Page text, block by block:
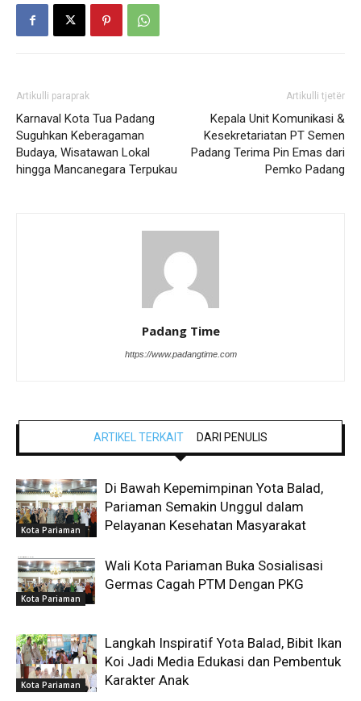
Artikulli paraprak
Karnaval Kota Tua Padang
Suguhkan Keberagaman
Budaya, Wisatawan Lokal
hingga Mancanegara Terpukau
Artikulli tjetër
Kepala Unit Komunikasi &
Kesekretariatan PT Semen
Padang Terima Pin Emas dari
Pemko Padang
Padang Time
https://www.padangtime.com
ARTIKEL TERKAIT DARI PENULIS
Kota Pariaman
Di Bawah Kepemimpinan Yota Balad,
Pariaman Semakin Unggul dalam
Pelayanan Kesehatan Masyarakat
Kota Pariaman
Wali Kota Pariaman Buka Sosialisasi
Germas Cagah PTM Dengan PKG
Kota Pariaman
Langkah Inspiratif Yota Balad, Bibit Ikan
Koi Jadi Media Edukasi dan Pembentuk
Karakter Anak